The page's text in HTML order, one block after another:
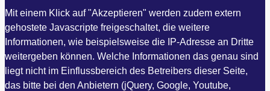
Mit einem Klick auf "Akzeptieren" werden zudem extern
gehostete Javascripte freigeschaltet, die weitere
Informationen, wie beispielsweise die IP-Adresse an Dritte
weitergeben können. Welche Informationen das genau sind
liegt nicht im Einflussbereich des Betreibers dieser Seite,
das bitte bei den Anbietern (jQuery, Google, Youtube,